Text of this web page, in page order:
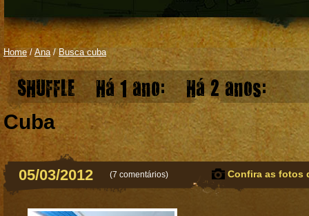
Home/ Ana/ Busca cuba
SHUFFLE Há 1 ano: Há 2 anos:
Cuba
05/03/2012 (7 comentários) Confira as fotos